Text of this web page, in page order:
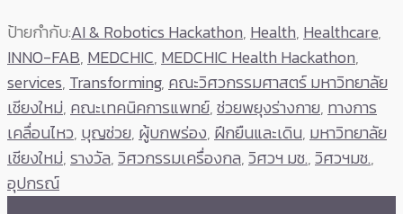
ป้ายกำกับ:AI & Robotics Hackathon, Health, Healthcare,
INNO-FAB, MEDCHIC, MEDCHIC Health​ Hackathon,
services, Transforming, คณะวิศวกรรมศาสตร์ มหาวิทยาลัย
เชียงใหม่, คณะเทคนิคการแพทย์,ช่วยพยุงร่างกาย, ทางการ
เคลื่อนไหว, บุญช่วย, ผู้บกพร่อง, ฝึกยืนและเดิน​, มหาวิทยาลัย
เชียงใหม่,รางวัล,วิศวกรรมเครื่องกล,วิศวฯ มช.,วิศวฯมช.,
อุปกรณ์